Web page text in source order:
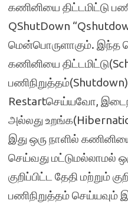
கணினியை திட்டமிட்டு
QShutDown
மென்பொருளாகும். இந்த
கணினியை
Restartசெய்யவோ,
அல்லது
இது ஒரு நாளில்
செய்வது மட்டுமல்லாமல்
குறிப்பிட்ட தேதி மற்றும்
பணிநிறுத்தம்